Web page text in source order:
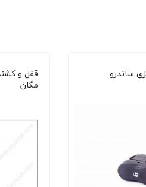
قفل و
مگان
ساندرو